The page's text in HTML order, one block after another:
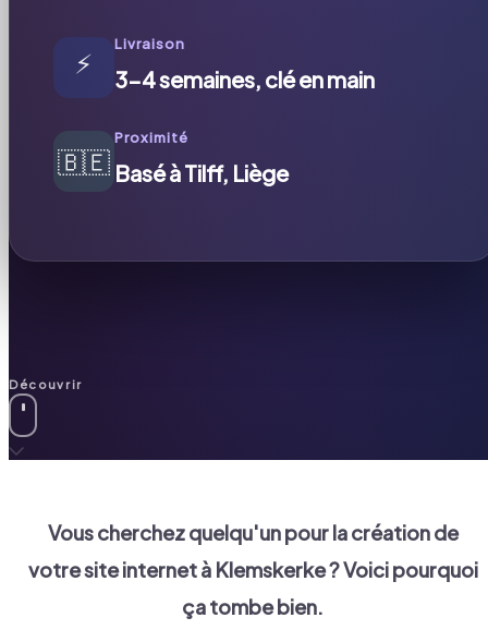
⚡
Livraison
3-4 semaines, clé en main
🇧🇪
Proximité
Basé à Tilff, Liège
Découvrir
Vous cherchez quelqu'un pour la création de
votre site internet à Klemskerke? Voici pourquoi
ça tombe bien.